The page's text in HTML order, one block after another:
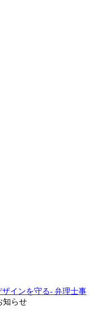
インを守る- 弁理士事
知らせ